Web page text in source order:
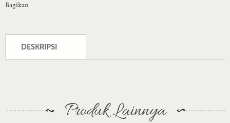
Bagikan
DESKRIPSI
Produk Lainnya